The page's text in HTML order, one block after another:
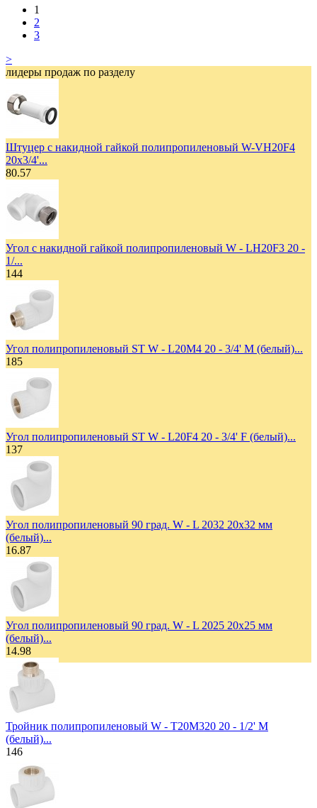
1
2
3
>
лидеры продаж по разделу
Штуцер с накидной гайкой полипропиленовый W-VH20F4
20х3/4'...
80.57
Угол с накидной гайкой полипропиленовый W - LH20F3 20 -
1/...
144
Угол полипропиленовый ST W - L20M4 20 - 3/4' M (белый)...
185
Угол полипропиленовый ST W - L20F4 20 - 3/4' F (белый)...
137
Угол полипропиленовый 90 град. W - L 2032 20х32 мм
(белый)...
16.87
Угол полипропиленовый 90 град. W - L 2025 20х25 мм
(белый)...
14.98
Тройник полипропиленовый W - T20M320 20 - 1/2' M
(белый)...
146